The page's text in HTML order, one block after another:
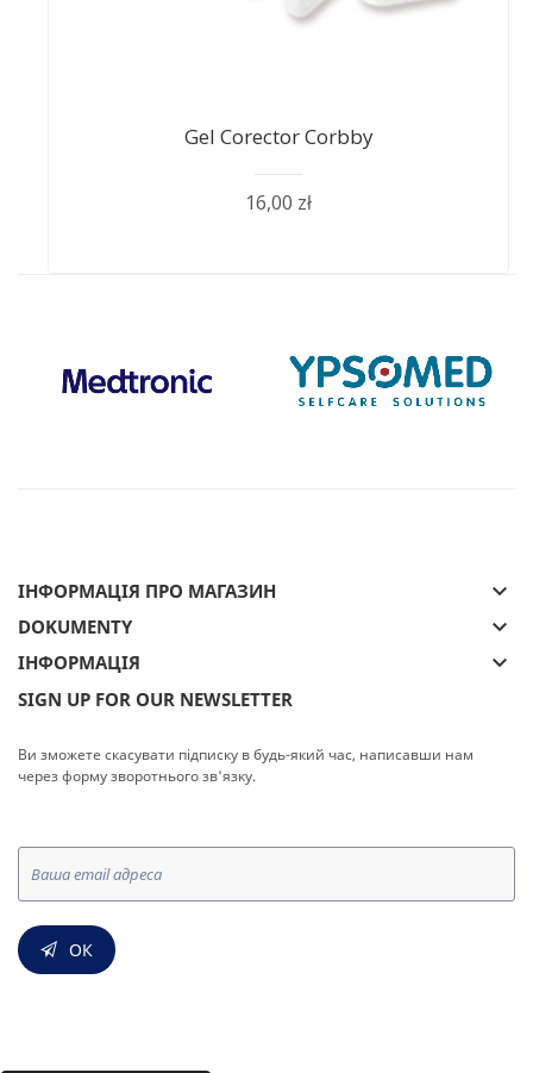
Gel Corector Corbby
16,00 zł
ІНФОРМАЦІЯ ПРО МАГАЗИН keyboard_arrow_down
DOKUMENTY keyboard_arrow_down
ІНФОРМАЦІЯ keyboard_arrow_down
SIGN UP FOR OUR NEWSLETTER
Ви зможете скасувати підписку в будь-який час, написавши нам
через форму зворотнього зв'язку.
ОК